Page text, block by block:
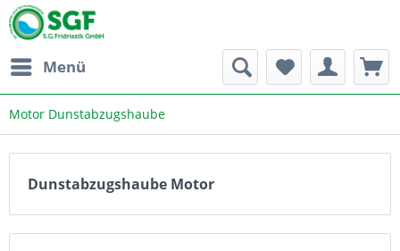
Menü
Motor Dunstabzugshaube
Dunstabzugshaube Motor